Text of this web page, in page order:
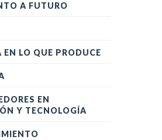
A FUTURO
EN LO QUE PRODUCE
EN
Y TECNOLOGÍA